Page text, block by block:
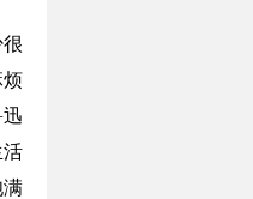
烦
活
满